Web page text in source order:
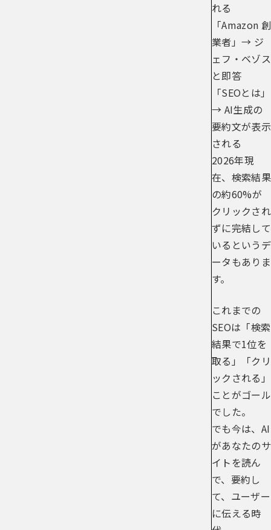
れる
「Amazon 創
業者」→ ジ
ェフ・ベゾス
と即答
「SEOとは」
→ AI生成の
要約文が表示
される
2026年現
在、検索結果
の約60%が
クリックされ
ずに完結して
いるというデ
ータもありま
す。
これまでの
SEOは「検索
結果で1位を
取る」「クリ
ックされる」
ことがゴール
でした。
でも今は、AI
があなたのサ
イトを読ん
で、要約し
て、ユーザー
に伝える時